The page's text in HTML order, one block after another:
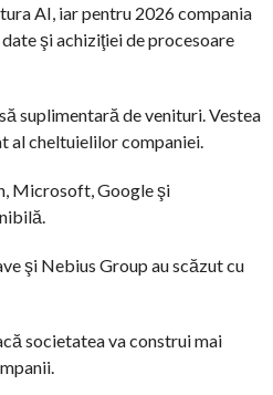
AI, iar pentru 2026 compania
şi achiziţiei de procesoare
suplimentară de venituri. Vestea
al cheltuielilor companiei.
Microsoft, Google şi
şi Nebius Group au scăzut cu
societatea va construi mai